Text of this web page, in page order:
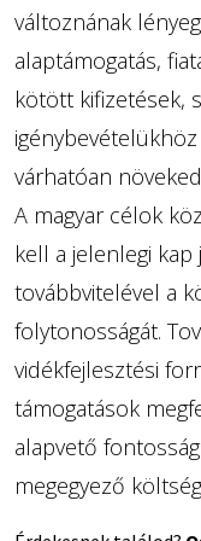
változnának
alaptámogatás,
kötött kifizetések,
várhatóan
A magyar célok
kell a jelenlegi
továbbvitelével a
folytonosságát.
vidékfejlesztési
támogatások
alapvető
megegyező